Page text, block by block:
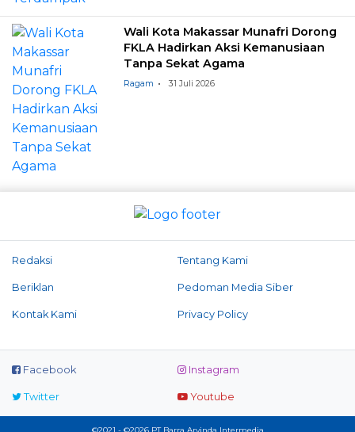
Wali Kota Makassar Munafri Dorong
FKLA Hadirkan Aksi Kemanusiaan
Tanpa Sekat Agama
Ragam 31 Juli 2026
Redaksi Tentang Kami
Beriklan Pedoman Media Siber
Kontak Kami Privacy Policy
Facebook Instagram
Twitter Youtube
©2021 - ©2026 PT Barra Arvinda Intermedia